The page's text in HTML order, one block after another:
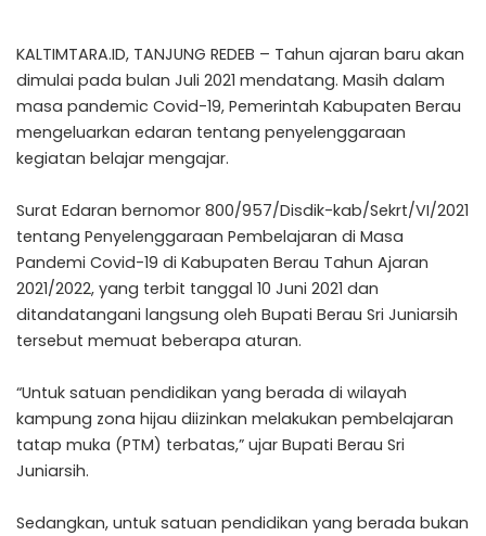
KALTIMTARA.ID, TANJUNG REDEB – Tahun ajaran baru akan
dimulai pada bulan Juli 2021 mendatang. Masih dalam
masa pandemic Covid-19, Pemerintah Kabupaten Berau
mengeluarkan edaran tentang penyelenggaraan
kegiatan belajar mengajar.
Surat Edaran bernomor 800/957/Disdik-kab/Sekrt/VI/2021
tentang Penyelenggaraan Pembelajaran di Masa
Pandemi Covid-19 di Kabupaten Berau Tahun Ajaran
2021/2022, yang terbit tanggal 10 Juni 2021 dan
ditandatangani langsung oleh Bupati Berau Sri Juniarsih
tersebut memuat beberapa aturan.
“Untuk satuan pendidikan yang berada di wilayah
kampung zona hijau diizinkan melakukan pembelajaran
tatap muka (PTM) terbatas,” ujar Bupati Berau Sri
Juniarsih.
Sedangkan, untuk satuan pendidikan yang berada bukan